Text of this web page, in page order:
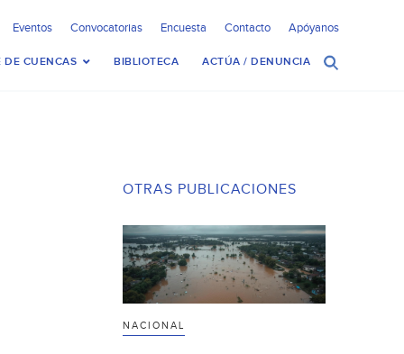
Eventos Convocatorias Encuesta Contacto Apóyanos
DE CUENCAS BIBLIOTECA ACTÚA / DENUNCIA
OTRAS PUBLICACIONES
NACIONAL